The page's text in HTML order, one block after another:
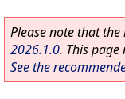
Please note that
2026.1.0. This
See the